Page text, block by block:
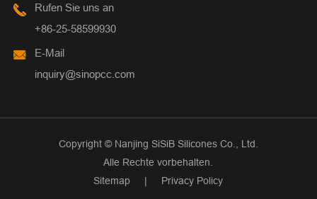
Rufen Sie uns an
+86-25-58599930
E-Mail
inquiry@sinopcc.com
Copyright © Nanjing SiSiB Silicones Co., Ltd.
Alle Rechte vorbehalten.
Sitemap
| Privacy Policy